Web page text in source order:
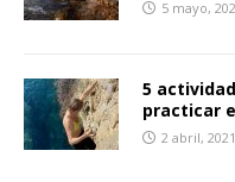
5 mayo,
5
practicar
2 abril, 2021